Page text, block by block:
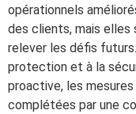
opérationnels
des clients, mais elles
relever les défis
protection et à la
proactive, les
complétées par une